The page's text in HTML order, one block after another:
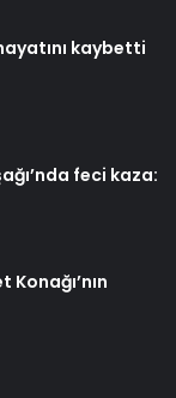
kaybetti
feci kaza:
Konağı’nın